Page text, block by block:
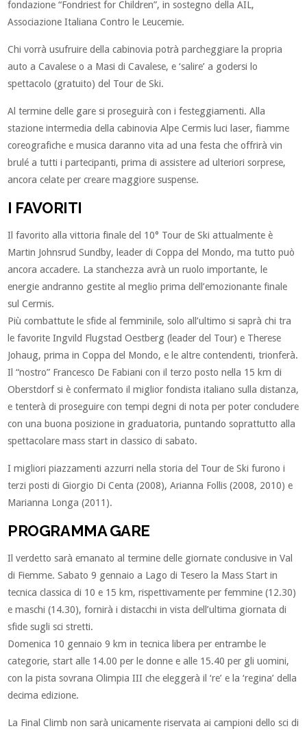
fondazione “Fondriest for Children”, in sostegno della AIL,
Associazione Italiana Contro le Leucemie.
Chi vorrà usufruire della cabinovia potrà parcheggiare la propria
auto a Cavalese o a Masi di Cavalese, e ‘salire’ a godersi lo
spettacolo (gratuito) del Tour de Ski.
Al termine delle gare si proseguirà con i festeggiamenti. Alla
stazione intermedia della cabinovia Alpe Cermis luci laser, fiamme
coreografiche e musica daranno vita ad una festa che offrirà vin
brulé a tutti i partecipanti, prima di assistere ad ulteriori sorprese,
ancora celate per creare maggiore suspense.
I FAVORITI
Il favorito alla vittoria finale del 10° Tour de Ski attualmente è
Martin Johnsrud Sundby, leader di Coppa del Mondo, ma tutto può
ancora accadere. La stanchezza avrà un ruolo importante, le
energie andranno gestite al meglio prima dell’emozionante finale
sul Cermis.
Più combattute le sfide al femminile, solo all’ultimo si saprà chi tra
le favorite Ingvild Flugstad Oestberg (leader del Tour) e Therese
Johaug, prima in Coppa del Mondo, e le altre contendenti, trionferà.
Il “nostro” Francesco De Fabiani con il terzo posto nella 15 km di
Oberstdorf si è confermato il miglior fondista italiano sulla distanza,
e tenterà di proseguire con tempi degni di nota per poter concludere
con una buona posizione in graduatoria, puntando soprattutto alla
spettacolare mass start in classico di sabato.
I migliori piazzamenti azzurri nella storia del Tour de Ski furono i
terzi posti di Giorgio Di Centa (2008), Arianna Follis (2008, 2010) e
Marianna Longa (2011).
PROGRAMMA GARE
Il verdetto sarà emanato al termine delle giornate conclusive in Val
di Fiemme. Sabato 9 gennaio a Lago di Tesero la Mass Start in
tecnica classica di 10 e 15 km, rispettivamente per femmine (12.30)
e maschi (14.30), fornirà i distacchi in vista dell’ultima giornata di
sfide sugli sci stretti.
Domenica 10 gennaio 9 km in tecnica libera per entrambe le
categorie, start alle 14.00 per le donne e alle 15.40 per gli uomini,
con la pista sovrana Olimpia III che eleggerà il ‘re’ e la ‘regina’ della
decima edizione.
La Final Climb non sarà unicamente riservata ai campioni dello sci di